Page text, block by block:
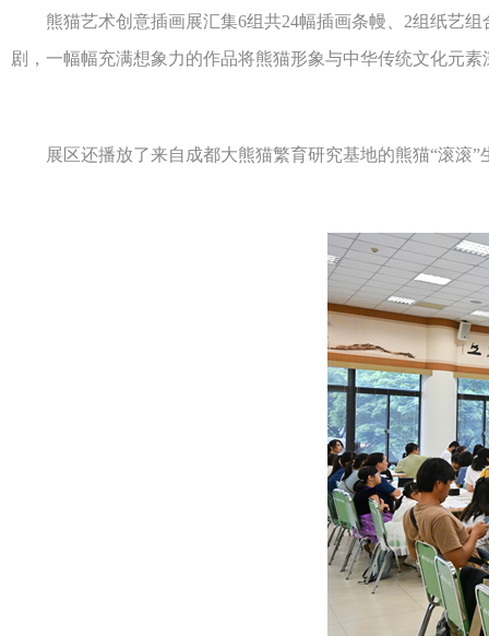
熊猫艺术创意插画展汇集6组共24幅插画条幔、2组纸艺组
剧，一幅幅充满想象力的作品将熊猫形象与中华传统文化元
展区还播放了来自成都大熊猫繁育研究基地的熊猫“滚滚”